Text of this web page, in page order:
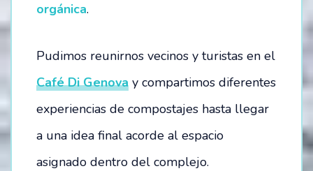
orgánica.
Pudimos reunirnos vecinos y turistas en el
Café Di Genova y compartimos diferentes
experiencias de compostajes hasta llegar
a una idea final acorde al espacio
asignado dentro del complejo.